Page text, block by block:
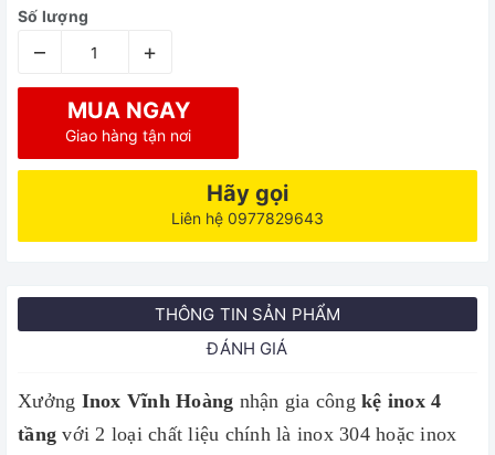
Số lượng
– +
MUA NGAY
Giao hàng tận nơi
Hãy gọi
Liên hệ 0977829643
THÔNG TIN SẢN PHẨM
ĐÁNH GIÁ
Xưởng Inox Vĩnh Hoàng nhận gia công kệ inox 4
tầng với 2 loại chất liệu chính là inox 304 hoặc inox